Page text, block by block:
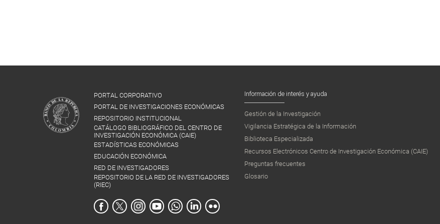
PORTAL CORPORATIVO
PORTAL DE INVESTIGACIONES ECONÓMICAS
REPOSITORIO INSTITUCIONAL
CATÁLOGO BIBLIOGRÁFICO DEL CENTRO DE
INVESTIGACIÓN ECONÓMICA (CAIE)
ESTADÍSTICAS ECONÓMICAS
EDUCACIÓN ECONÓMICA
RED DE INVESTIGADORES
REPOSITORIO DE LA RED DE INVESTIGADORES
(RIEC)
Información de interés y ayuda
Gestión de la Investigación
Vigilancia Estratégica de la Información
Biblioteca Especializada
Recursos Electrónicos Centro de Investigación Económica (CAIE)
Preguntas frecuentes
Glosario